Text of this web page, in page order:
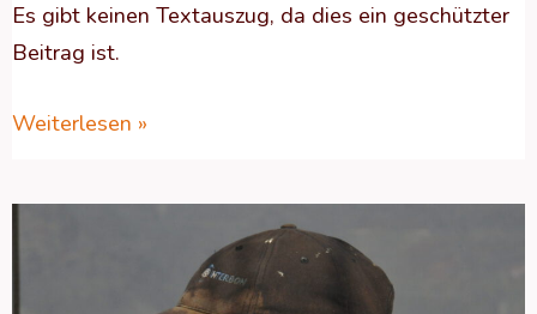
Es gibt keinen Textauszug, da dies ein geschützter
Beitrag ist.
Weiterlesen »